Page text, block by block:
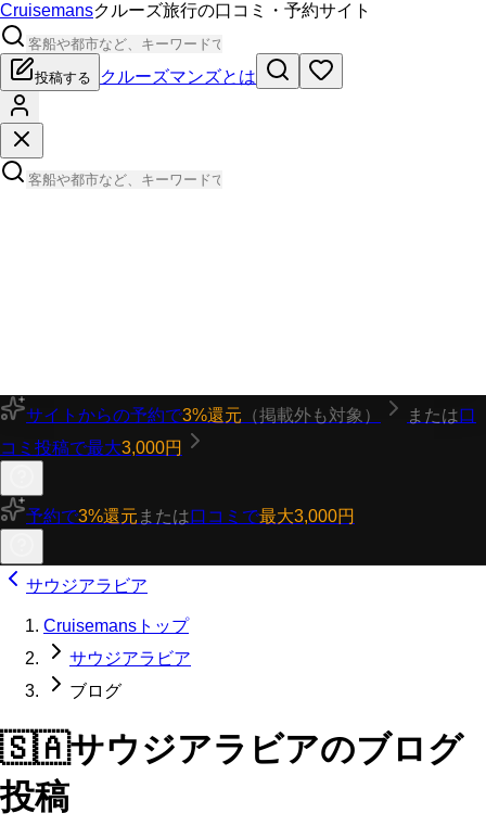
Cruisemansクルーズ旅行の口コミ・予約サイト
投稿する クルーズマンズとは
サイトからの予約で3%還元 （掲載外も対象） または口
コミ投稿で最大3,000円
予約で3%還元 または口コミで最大3,000円
サウジアラビア
Cruisemansトップ
サウジアラビア
ブログ
🇸🇦サウジアラビアのブログ
投稿